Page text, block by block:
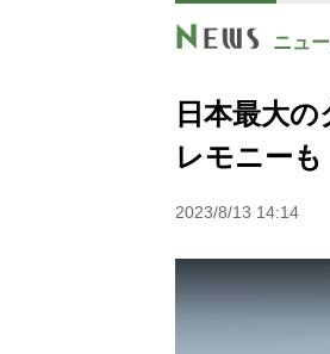
ニュ
日本最大
レモニーも
2023/8/13 14:14